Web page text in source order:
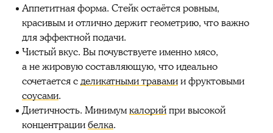
Аппетитная форма. Стейк остаётся ровным,
красивым и отлично держит геометрию, что важно
для эффектной подачи.
Чистый вкус. Вы почувствуете именно мясо,
а не жировую составляющую, что идеально
сочетается сделикатными травамии фруктовыми
соусами.
Диетичность. Минимумкалорийпри высокой
концентрациибелка.